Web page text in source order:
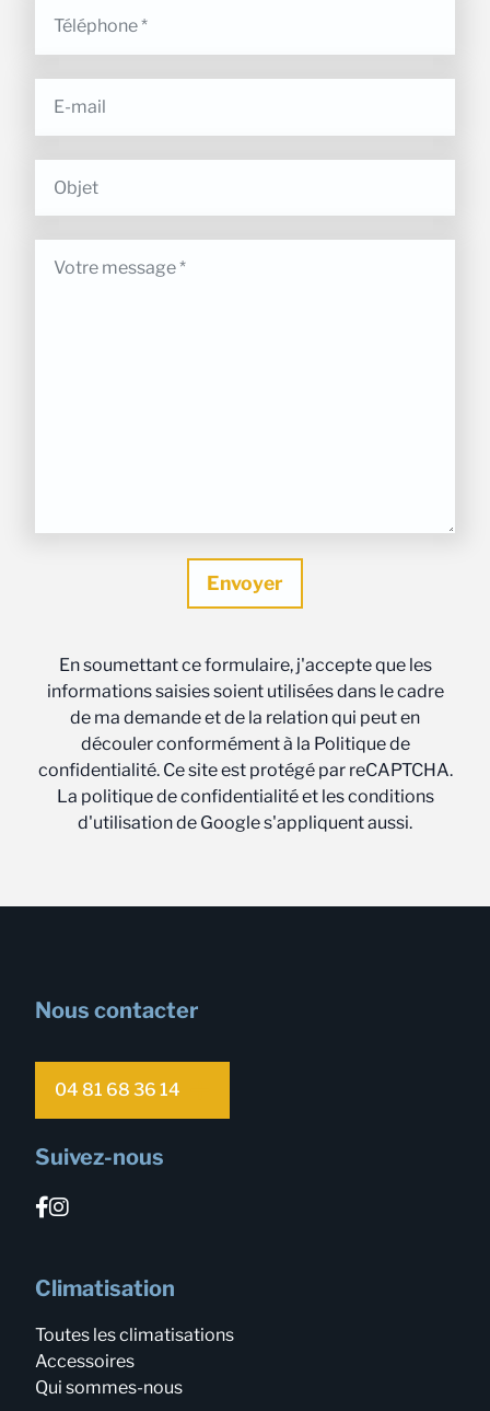
En soumettant ce formulaire, j'accepte que les
informations saisies soient utilisées dans le cadre
de ma demande et de la relation qui peut en
découler conformément à la Politique de
confidentialité. Ce site est protégé par reCAPTCHA.
La politique de confidentialité et les conditions
d'utilisation de Google s'appliquent aussi.
Nous contacter
04 81 68 36 14
Suivez-nous
Climatisation
Toutes les climatisations
Accessoires
Qui sommes-nous